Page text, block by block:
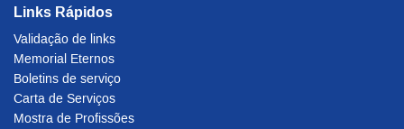
Links Rápidos
Validação de links
Memorial Eternos
Boletins de serviço
Carta de Serviços
Mostra de Profissões